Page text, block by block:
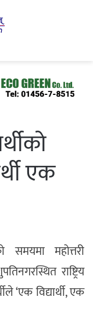
एक
समयमा महोत्तरी
राष्ट्रिय
‘एक विद्यार्थी, एक